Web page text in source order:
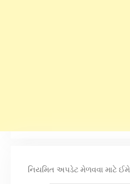
નિયમિત અપડેટ મેળવવા માટે